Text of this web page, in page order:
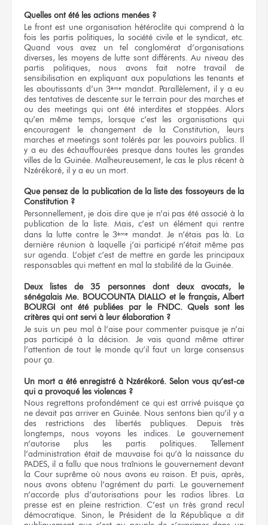
Quelles ont été les actions menées ?
Le front est une organisation hétéroclite qui comprend à la
fois les partis politiques, la société civile et le syndicat, etc.
Quand vous avez un tel conglomérat d’organisations
diverses, les moyens de lutte sont différents. Au niveau des
partis politiques, nous avons fait notre travail de
sensibilisation en expliquant aux populations les tenants et
les aboutissants d’un 3ème
mandat. Parallèlement, il y a eu
des tentatives de descente sur le terrain pour des marches et
ou des meetings qui ont été interdites et stoppées. Alors
qu’en même temps, lorsque c’est les organisations qui
encouragent le changement de la Constitution, leurs
marches et meetings sont tolérés par les pouvoirs publics. Il
y a eu des échauffourées presque dans toutes les grandes
villes de la Guinée. Malheureusement, le cas le plus récent à
Nzérékoré, il y a eu un mort.
Que pensez de la publication de la liste des fossoyeurs de la
Constitution ?
Personnellement, je dois dire que je n’ai pas été associé à la
publication de la liste. Mais, c’est un élément qui rentre
dans la lutte contre le 3ème
mandat. Je n’étais pas là. La
dernière réunion à laquelle j’ai participé n’était même pas
sur agenda. L’objet c’est de mettre en garde les principaux
responsables qui mettent en mal la stabilité de la Guinée.
Deux listes de 35 personnes dont deux avocats, le
sénégalais Me. BOUCOUNTA DIALLO et le français, Albert
BOURGI ont été publiées par le FNDC. Quels sont les
critères qui ont servi à leur élaboration ?
Je suis un peu mal à l’aise pour commenter puisque je n’ai
pas participé à la décision. Je vais quand même attirer
l’attention de tout le monde qu’il faut un large consensus
pour ça.
Un mort a été enregistré à Nzérékoré. Selon vous qu’est-ce
qui a provoqué les violences ?
Nous regrettons profondément ce qui est arrivé puisque ça
ne devait pas arriver en Guinée. Nous sentons bien qu’il y a
des restrictions des libertés publiques. Depuis très
longtemps, nous voyons les indices. Le gouvernement
n’autorise plus les partis politiques. Tellement
l’administration était de mauvaise foi qu’à la naissance du
PADES, il a fallu que nous traînions le gouvernement devant
la Cour suprême où nous avons eu raison. Et puis, après,
nous avons obtenu l’agrément du parti. Le gouvernement
n’accorde plus d’autorisations pour les radios libres. La
presse est en pleine restriction. C’est un très grand recul
démocratique. Sinon, le Président de la République a dit